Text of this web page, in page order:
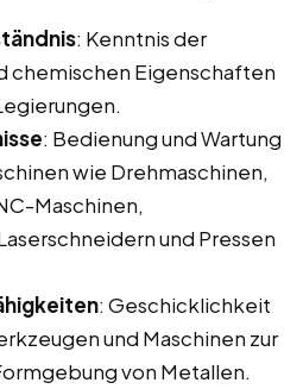
: Kenntnis der
chemischen Eigenschaften
: Bedienung und Wartung
wie Drehmaschinen,
Maschinen,
und Pressen
: Geschicklichkeit
und Maschinen zur
von Metallen.